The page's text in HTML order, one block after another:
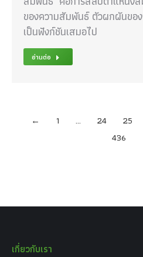
ของความสัมพันธ์ ตัวผกผันขอ
เป็นฟังก์ชันเสมอไป
อ่านต่อ
← 1 … 24 25
436
เกี่ยวกับเรา